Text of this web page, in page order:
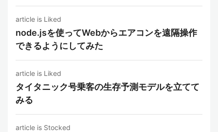
article is Liked
node.jsを使ってWebからエアコンを遠隔操作
できるようにしてみた
article is Liked
タイタニック号乗客の生存予測モデルを立てて
みる
article is Stocked